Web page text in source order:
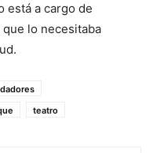
está a cargo de
lo necesitaba
teatro